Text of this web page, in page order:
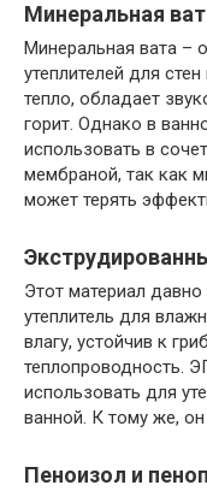
Минеральная
Минеральная вата –
утеплителей для
тепло, обладает
горит. Однако в
использовать в
мембраной, так как
может терять
Этот материал
утеплитель для
влагу, устойчив к
теплопроводность.
использовать для
ванной. К тому же, он
Пеноизол и